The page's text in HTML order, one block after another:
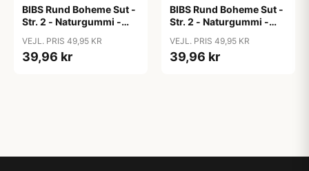
BIBS Rund Boheme Sut -
Str. 2 - Naturgummi -
VEJL. PRIS 49,95 KR
39,96 kr
BIBS Rund Boheme Sut -
Str. 2 - Naturgummi -
VEJL. PRIS 49,95 KR
39,96 kr